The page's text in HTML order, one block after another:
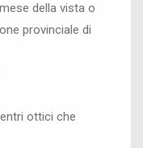
della vista o
provinciale di
ottici che